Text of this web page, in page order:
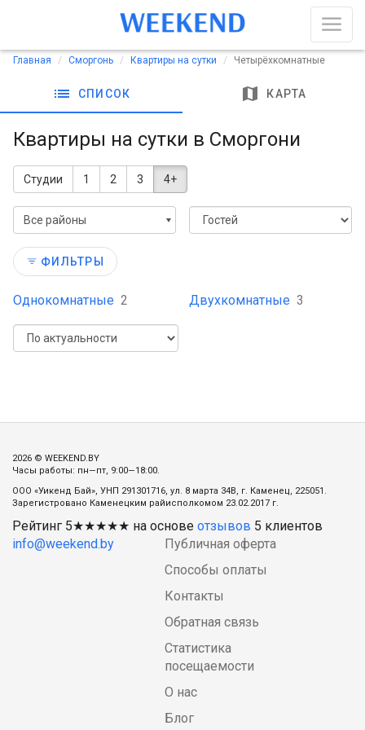
Главная Сморгонь Квартиры на сутки Четырёхкомнатные
list СПИСОК map КАРТА
Квартиры на сутки в Сморгони
Студии 1 2 3 4+
Все районы
ФИЛЬТРЫ
Однокомнатные 2 Двухкомнатные 3
2026 © WEEKEND.BY
Часы работы: пн—пт, 9:00—18:00.
ООО «Уикенд Бай», УНП 291301716, ул. 8 марта 34В, г. Каменец, 225051.
Зарегистровано Каменецким райисполкомом 23.02.2017 г.
Рейтинг 5★★★★★ на основе отзывов 5 клиентов
info@weekend.by
Публичная оферта
Способы оплаты
Контакты
Обратная связь
Статистика
посещаемости
О нас
Блог